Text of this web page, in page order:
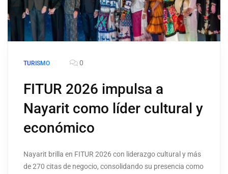
TURISMO 0
FITUR 2026 impulsa a
Nayarit como líder cultural y
económico
Nayarit brilla en FITUR 2026 con liderazgo cultural y más
de 270 citas de negocio, consolidando su presencia como